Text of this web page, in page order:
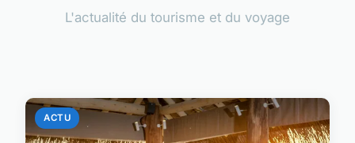
L'actualité du tourisme et du voyage
ACTU